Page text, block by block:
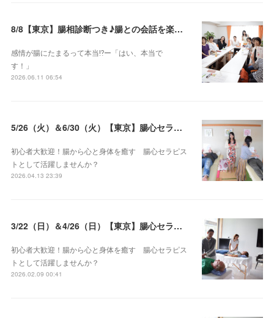
8/8【東京】腸相診断つき♪腸との会話を楽しむ♡腸心セラピー♪お試し体験会
感情が腸にたまるって本当⁉️ー「はい、本当で
す！」
2026.06.11 06:54
5/26（火）＆6/30（火）【東京】腸心セラピスト養成コース《２日間コース》開講決定
初心者大歓迎！腸から心と身体を癒す 腸心セラピス
トとして活躍しませんか？
2026.04.13 23:39
3/22（日）＆4/26（日）【東京】腸心セラピスト養成コース《２日間コース》開講決定
初心者大歓迎！腸から心と身体を癒す 腸心セラピス
トとして活躍しませんか？
2026.02.09 00:41